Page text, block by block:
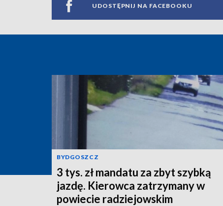
UDOSTĘPNIJ NA FACEBOOKU
BYDGOSZCZ
3 tys. zł mandatu za zbyt szybką
jazdę. Kierowca zatrzymany w
powiecie radziejowskim